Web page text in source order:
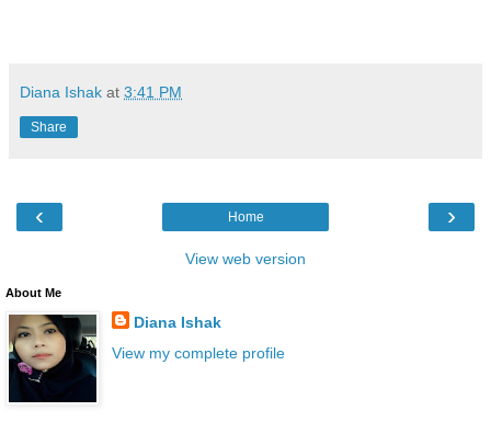
Diana Ishak at 3:41 PM
Share
‹ ›
Home
View web version
About Me
Diana Ishak
View my complete profile